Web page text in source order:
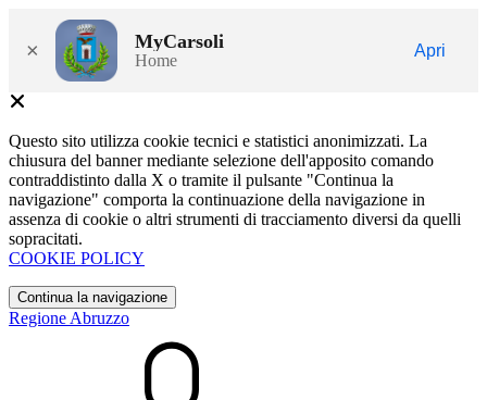
× MyCarsoli
Home
Apri
Questo sito utilizza cookie tecnici e statistici anonimizzati. La
chiusura del banner mediante selezione dell'apposito comando
contraddistinto dalla X o tramite il pulsante "Continua la
navigazione" comporta la continuazione della navigazione in
assenza di cookie o altri strumenti di tracciamento diversi da quelli
sopracitati.
COOKIE POLICY
Continua la navigazione
Regione Abruzzo